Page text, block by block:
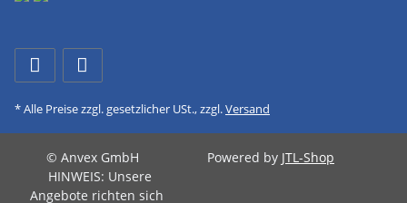
* Alle Preise zzgl. gesetzlicher USt., zzgl.Versand
© Anvex GmbH
HINWEIS: Unsere
Angebote richten sich
Powered by JTL-Shop